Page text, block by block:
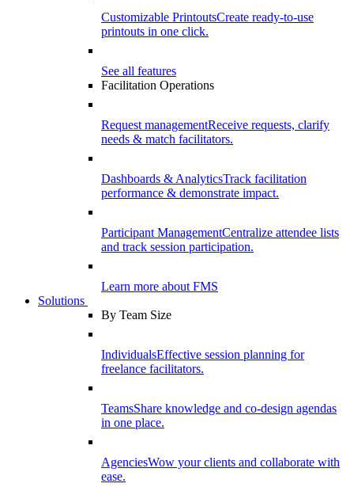
Customizable PrintoutsCreate ready-to-use
printouts in one click.
See all features
Facilitation Operations
Request managementReceive requests, clarify
needs & match facilitators.
Dashboards & AnalyticsTrack facilitation
performance & demonstrate impact.
Participant ManagementCentralize attendee lists
and track session participation.
Learn more about FMS
Solutions
By Team Size
IndividualsEffective session planning for
freelance facilitators.
TeamsShare knowledge and co-design agendas
in one place.
AgenciesWow your clients and collaborate with
ease.